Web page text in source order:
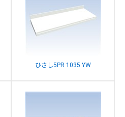
ひさし5PR 1035 YW